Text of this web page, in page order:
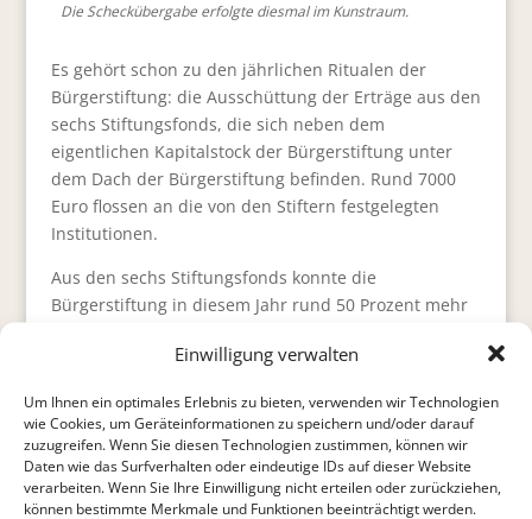
Einwilligung verwalten
Um Ihnen ein optimales Erlebnis zu bieten, verwenden wir Technologien
wie Cookies, um Geräteinformationen zu speichern und/oder darauf
zuzugreifen. Wenn Sie diesen Technologien zustimmen, können wir
Daten wie das Surfverhalten oder eindeutige IDs auf dieser Website
verarbeiten. Wenn Sie Ihre Einwilligung nicht erteilen oder zurückziehen,
können bestimmte Merkmale und Funktionen beeinträchtigt werden.
Die Scheckübergabe erfolgte diesmal im Kunstraum.
Es gehört schon zu den jährlichen Ritualen der
Bürgerstiftung: die Ausschüttung der Erträge aus den
sechs Stiftungsfonds, die sich neben dem
eigentlichen Kapitalstock der Bürgerstiftung unter
dem Dach der Bürgerstiftung befinden. Rund 7000
Euro flossen an die von den Stiftern festgelegten
Institutionen.
Aus den sechs Stiftungsfonds konnte die
Bürgerstiftung in diesem Jahr rund 50 Prozent mehr
Zinssteigerung und Umstrukturierung der Anlage.
dementsprechend groß.
Geschwister Britz-Fonds:
ökumenische Hospizbewegung – 693,29 Euro